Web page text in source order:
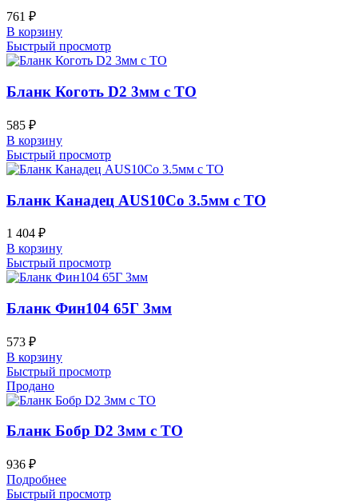
761 ₽
В корзину
Быстрый просмотр
Бланк Коготь D2 3мм с ТО
585 ₽
В корзину
Быстрый просмотр
Бланк Канадец AUS10Co 3.5мм с ТО
1 404 ₽
В корзину
Быстрый просмотр
Бланк Фин104 65Г 3мм
573 ₽
В корзину
Быстрый просмотр
Продано
Бланк Бобр D2 3мм с ТО
936 ₽
Подробнее
Быстрый просмотр